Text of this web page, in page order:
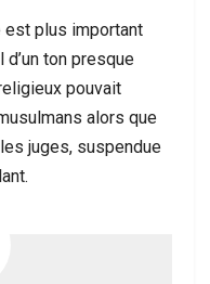
est plus important
ton presque
pouvait
alors que
juges, suspendue